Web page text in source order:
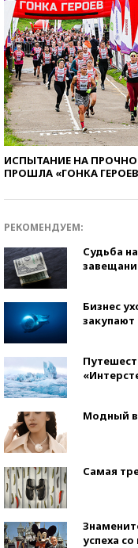
ИСПЫТАНИЕ НА
ПРОШЛА «ГОНКА
РЕКОМЕНДУЕМ:
Судьба
Бизнес
Модный
Самая
успеха